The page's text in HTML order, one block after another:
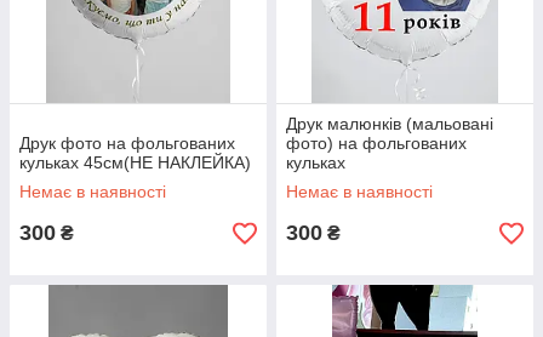
Друк фото на фольгованих
кульках 45см(НЕ НАКЛЕЙКА)
Немає в наявності
300 ₴
Друк малюнків (мальовані
фото) на фольгованих
кульках
Немає в наявності
300 ₴